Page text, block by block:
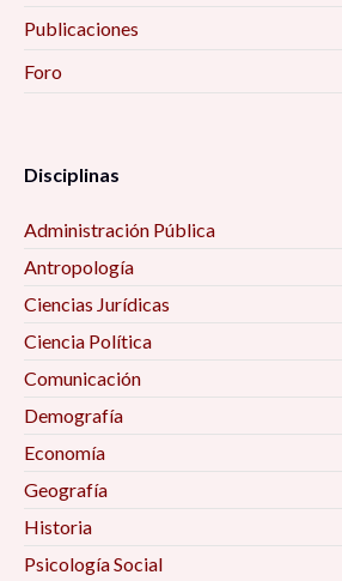
Publicaciones
Foro
Disciplinas
Administración Pública
Antropología
Ciencias Jurídicas
Ciencia Política
Comunicación
Demografía
Economía
Geografía
Historia
Psicología Social